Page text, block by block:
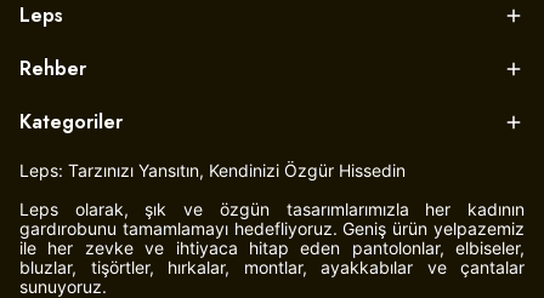
Leps
Rehber
Kategoriler
Leps: Tarzınızı Yansıtın, Kendinizi Özgür Hissedin
Leps olarak, şık ve özgün tasarımlarımızla her kadının
gardırobunu tamamlamayı hedefliyoruz. Geniş ürün yelpazemiz
ile her zevke ve ihtiyaca hitap eden pantolonlar, elbiseler,
bluzlar, tişörtler, hırkalar, montlar, ayakkabılar ve çantalar
sunuyoruz.